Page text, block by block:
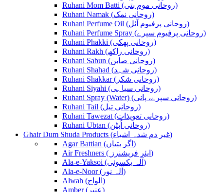
Ruhani Mom Batti (روحانی موم بتی)
Ruhani Namak (روحانی نمک)
Ruhani Perfume Oil (روحانی پرفیوم آئل)
Ruhani Perfume Spray (روحانی پرفیوم سپرے)
Ruhani Phakki (روحانی پھکی)
Ruhani Rakh (روحانی راکھ)
Ruhani Sabun (روحانی صابن)
Ruhani Shahad (روحانی شہد)
Ruhani Shakkar (روحانی شکر)
Ruhani Siyahi (روحانی سیاہی)
Ruhani Spray (Water) (روحانی سپرے، پانی)
Ruhani Tail (روحانی تیل)
Ruhani Tawezat (روحانی تعویذات)
Ruhani Ubtan (روحانی اُبٹن)
Ghair Dum Shuda Products (غیر دم شدہ اشیاء)
Agar Battian (اگر بتیاں)
Air Freshners ( ایئر فریشنرز)
Ala-e-Yaksoi (آلہ یکسوئی)
Ala-e-Noor (آلہ نور)
Alwah (الواح)
Amber (عنبر)